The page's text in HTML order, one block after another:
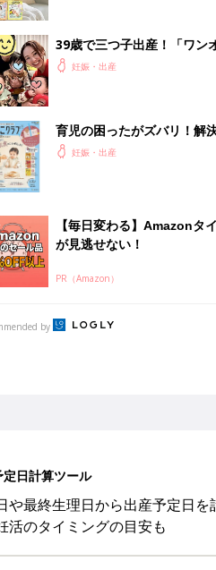
39歳で三つ子出産！「ワン
時間帯は、髪を振り乱して
妊娠・出産
育児の困ったがズバリ！解
『ひよこクラブ 秋号』 4カ
妊娠・出産
【毎日変わる】Amazonタ
が見逃せない！
PR（Amazon）
by
定日計算ツール
や最終生理日から出産予定日を
活のタイミングの目安も